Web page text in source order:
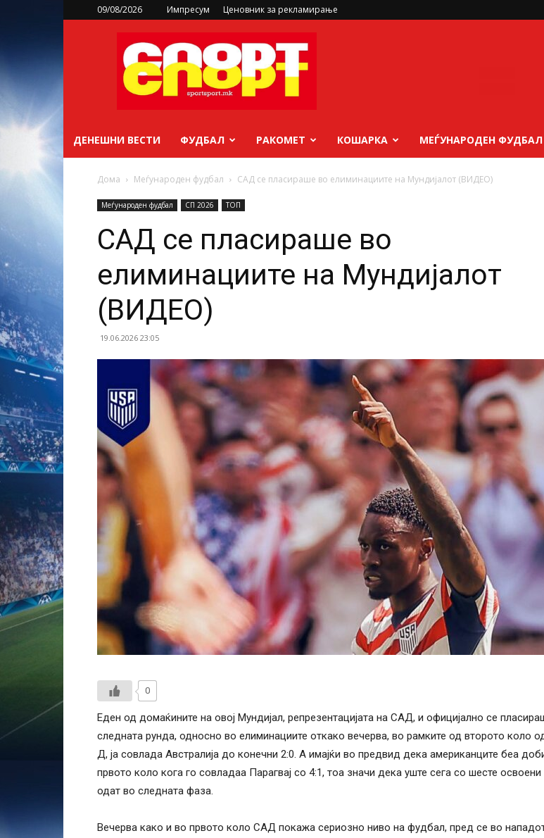
09/08/2026 Импресум Ценовник за рекламирање
sportsport.mk
ДЕНЕШНИ ВЕСТИ ФУДБАЛ РАКОМЕТ КОШАРКА МЕЃУНАРОДЕН ФУДБАЛ
Дома Меѓународен фудбал САД се пласираше во елиминациите на Мундијалот (ВИДЕО)
Меѓународен фудбал СП 2026 ТОП
САД се пласираше во
елиминациите на Мундијалот
(ВИДЕО)
19.06.2026 23:05
0
Еден од домаќините на овој Мундијал, репрезентацијата на САД, и официјално се
следната рунда, односно во елиминациите откако вечерва, во рамките од второто коло
Д, ја совлада Австралија до конечни 2:0. А имајќи во предвид дека американците беа
првото коло кога го совладаа Парагвај со 4:1, тоа значи дека уште сега со шесте
одат во следната фаза.
Вечерва како и во првото коло САД покажа сериозно ниво на фудбал, пред се во